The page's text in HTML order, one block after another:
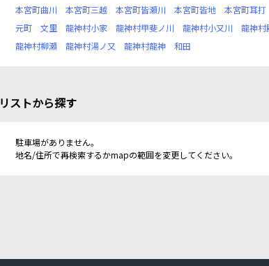
本宮町曲川
本宮町三越 本宮町皆瀬川 本宮町皆地 本宮町耳打
元町
文里 龍神村小家 龍神村甲斐ノ川 龍神村小又川 龍神村
龍神村柳瀬
龍神村湯ノ又 龍神村龍神 和田
リストから探す
駐車場がありません。
地名/住所で再検索するかmapの範囲を変更してください。